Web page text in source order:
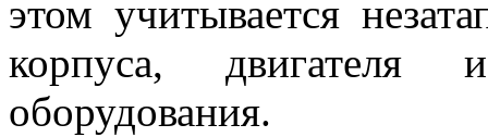
этом учитывается
корпуса, двигателя
оборудования.